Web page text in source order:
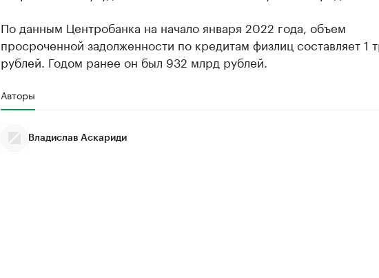
По данным Центробанка на начало января 2022 года, объем
просроченной задолженности по кредитам физлиц составляет 1
рублей. Годом ранее он был 932 млрд рублей.
Авторы
Владислав Аскариди